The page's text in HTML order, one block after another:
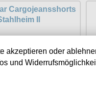
Cargojeansshorts
II
akzeptieren oder
und